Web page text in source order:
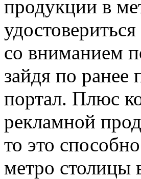
продукции в
со вниманием
зайдя по ранее
портал. Плюс
рекламной
то это
метро столицы